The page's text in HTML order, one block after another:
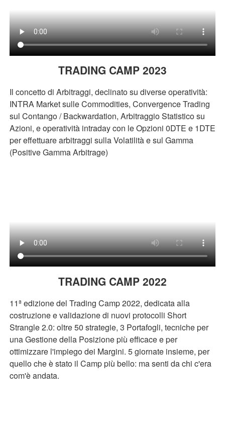
TRADING CAMP 2023
Il concetto di Arbitraggi, declinato su diverse operatività:
INTRA Market sulle Commodities, Convergence Trading
sul Contango / Backwardation, Arbitraggio Statistico su
Azioni, e operatività intraday con le Opzioni 0DTE e 1DTE
per effettuare arbitraggi sulla Volatilità e sul Gamma
(Positive Gamma Arbitrage)
TRADING CAMP 2022
11ª edizione del Trading Camp 2022, dedicata alla
costruzione e validazione di nuovi protocolli Short
Strangle 2.0: oltre 50 strategie, 3 Portafogli, tecniche per
una Gestione della Posizione più efficace e per
ottimizzare l'impiego dei Margini. 5 giornate insieme, per
quello che è stato il Camp più bello: ma senti da chi c'era
com'è andata.